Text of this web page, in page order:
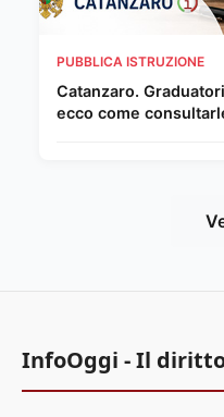
PUBBLICA ISTRUZIONE
Catanzaro.
ecco come
InfoOggi - Il